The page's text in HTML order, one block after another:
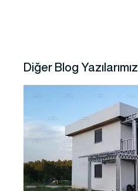
Diğer Blog Yazılarımız